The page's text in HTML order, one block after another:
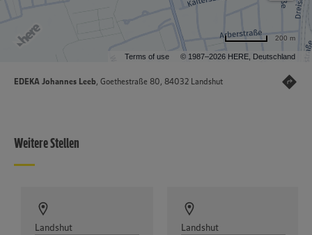
Terms of use © 1987–2026 HERE, Deutschland
200 m
EDEKA Johannes Leeb, Goethestraße 80, 84032 Landshut
Weitere Stellen
Landshut Landshut